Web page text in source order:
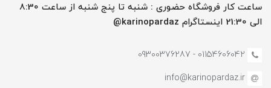
ساعت کار فروشگاه حضوری : شنبه تا پنج شنبه از ساعت 8:30
الی 21:30 اینستاگرام karinopardaz@
01154606042 - 09300376287
info@karinopardaz.ir